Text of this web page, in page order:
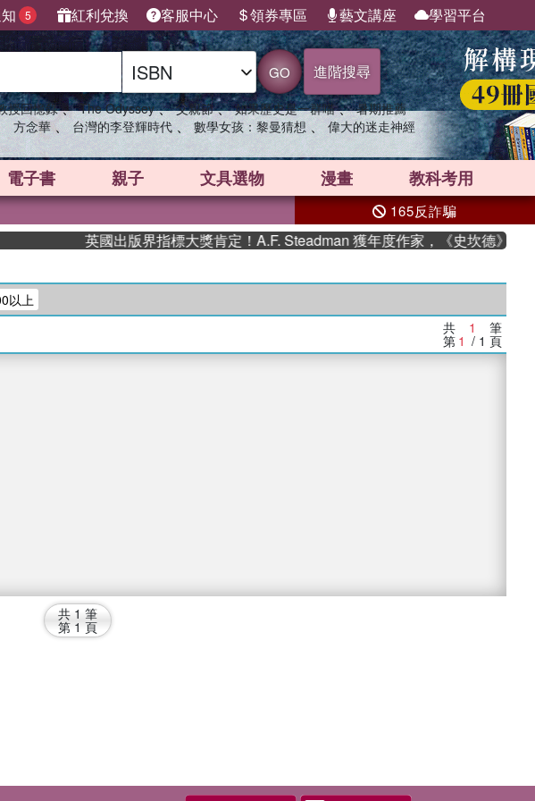
5 紅利兌換 客服中心 領券專區 藝文講座 學習平台
GO 進階搜尋
授回憶錄 、 The Odyssey 、 父親節 、 如果歷史是一群喵 、 暑期推薦
方念華 、 台灣的李登輝時代 、 數學女孩：黎曼猜想 、 偉大的迷走神經
電子書 親子 文具選物 漫畫 教科考用
165反詐騙
英國出版界指標大獎肯定！A.F. Steadman 獲年度作家，《史坎德》系列
以上
共 1 筆
第 1 / 1 頁
共 1 筆
第 1 頁